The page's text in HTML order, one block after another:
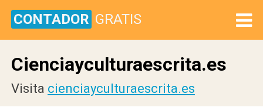
CONTADOR GRATIS
Cienciayculturaescrita.es
Visita cienciayculturaescrita.es